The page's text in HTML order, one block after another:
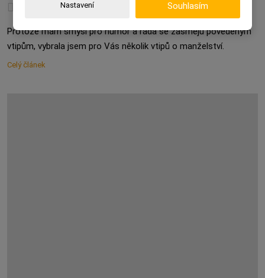
Vtípky a legrácky
Protože mám smysl pro humor a ráda se zasměju povedeným
vtipům, vybrala jsem pro Vás několik vtipů o manželství.
Celý článek
Nastavení Souhlasím